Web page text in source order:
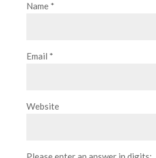
Name *
Email *
Website